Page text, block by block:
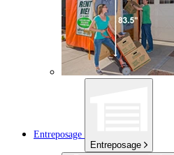
Entreposage
Entreposage